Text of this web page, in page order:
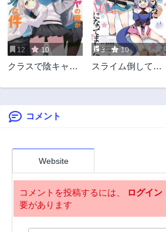
2年前 2年前
第78話
2年前
第77話
2年前
第76話
2年前
第75話
2年前
第74話 第73話
第72話
第70話
2年前 2年前
第66話
12 10
クラスで陰キャの
ンドのボーカルな
3 10
スライム倒して
うちにレベルMAX
コメント
Website
コメントを投稿するには、 ログイン
要があります